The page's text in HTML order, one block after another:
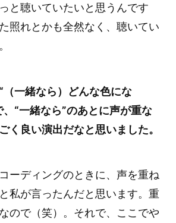
と聴いていたいと思うんです
照れとかも全然なく、聴いてい
一緒なら）どんな色にな
、“一緒なら”のあとに声が重な
く良い演出だなと思いました。
ーディングのときに、声を重ね
私が言ったんだと思います。重
ので（笑）。それで、ここでや